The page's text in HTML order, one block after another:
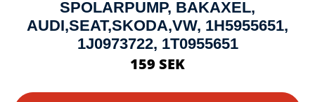
SPOLARPUMP, BAKAXEL,
AUDI,SEAT,SKODA,VW, 1H5955651,
1J0973722, 1T0955651
159 SEK